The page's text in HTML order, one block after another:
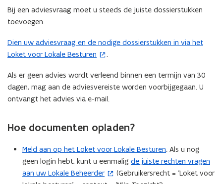
Bij een adviesvraag moet u steeds de juiste dossierstukken
toevoegen.
Dien uw adviesvraag en de nodige dossierstukken in via het
Loket voor Lokale Besturen
(
o
e
n
t
n
.
Als er geen advies wordt verleend binnen een termijn van 30
dagen, mag aan de adviesvereiste worden voorbijgegaan. U
ontvangt het advies via e-mail.
Hoe documenten opladen?
Meld aan op het Loket voor Lokale Besturen. Als u nog
geen login hebt, kunt u eenmalig de juiste rechten vragen
aan uw Lokale Beheerder
(
o
(Gebruikersrecht = ‘Loket voor